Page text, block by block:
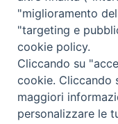
Orari: dal
Lunedì,
"miglioramento
"targeting e
cookie policy.
Cliccando su
cookie. Cliccando
maggiori
personalizzare le